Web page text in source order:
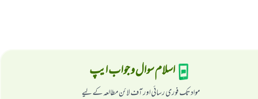
اسلام سوال و جواب ایپ
مواد تک فوری رسائی اور آف لائن مطالعہ کے لیے